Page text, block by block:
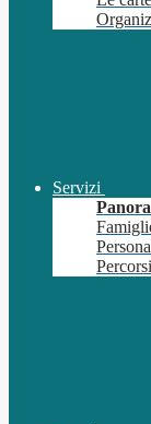
Servizi